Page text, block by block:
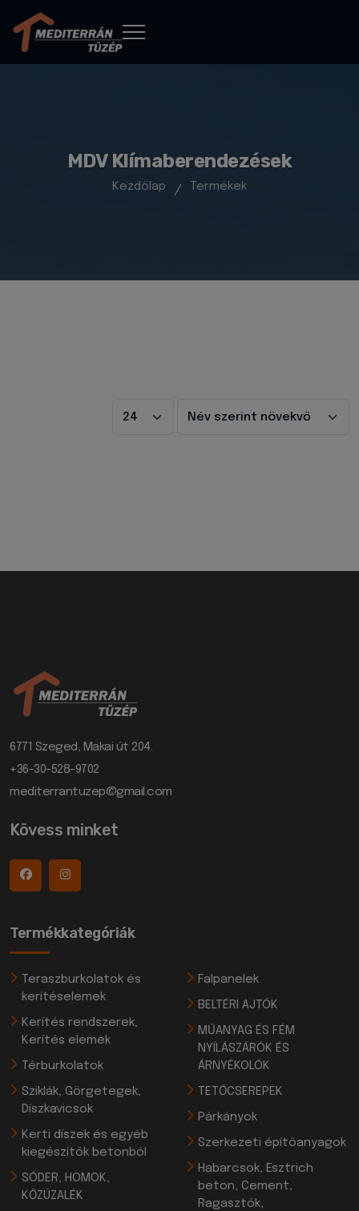
MDV Klímaberendezések
Kezdőlap Termékek
6771 Szeged, Makai út 204.
+36-30-528-9702
mediterrantuzep@gmail.com
Kövess minket
Termékkategóriák
Teraszburkolatok és
kerítéselemek
Kerítés rendszerek,
Kerítés elemek
Térburkolatok
Sziklák, Görgetegek,
Díszkavicsok
Kerti díszek és egyéb
kiegészítők betonból
SÓDER, HOMOK,
KŐZÚZALÉK
Falpanelek
BELTÉRI AJTÓK
MŰANYAG ÉS FÉM
NYÍLÁSZÁRÓK ÉS
ÁRNYÉKOLÓK
TETŐCSEREPEK
Párkányok
Szerkezeti építőanyagok
Habarcsok, Esztrich
beton, Cement,
Ragasztók,